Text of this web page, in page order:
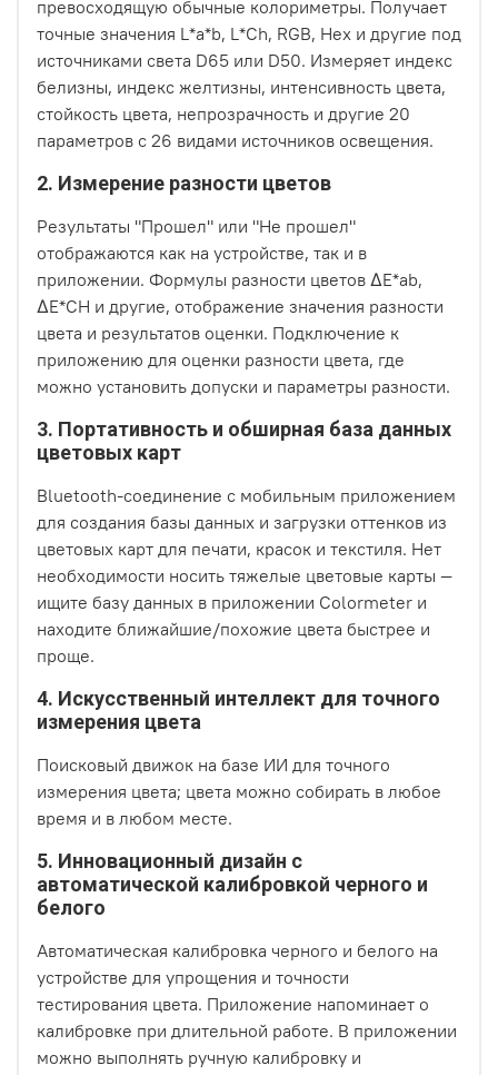
превосходящую обычные колориметры. Получает
точные значения L*a*b, L*Ch, RGB, Hex и другие под
источниками света D65 или D50. Измеряет индекс
белизны, индекс желтизны, интенсивность цвета,
стойкость цвета, непрозрачность и другие 20
параметров с 26 видами источников освещения.
2. Измерение разности цветов
Результаты "Прошел" или "Не прошел"
отображаются как на устройстве, так и в
приложении. Формулы разности цветов ΔE*ab,
ΔE*CH и другие, отображение значения разности
цвета и результатов оценки. Подключение к
приложению для оценки разности цвета, где
можно установить допуски и параметры разности.
3. Портативность и обширная база данных
цветовых карт
Bluetooth-соединение с мобильным приложением
для создания базы данных и загрузки оттенков из
цветовых карт для печати, красок и текстиля. Нет
необходимости носить тяжелые цветовые карты —
ищите базу данных в приложении Colormeter и
находите ближайшие/похожие цвета быстрее и
проще.
4. Искусственный интеллект для точного
измерения цвета
Поисковый движок на базе ИИ для точного
измерения цвета; цвета можно собирать в любое
время и в любом месте.
5. Инновационный дизайн с
автоматической калибровкой черного и
белого
Автоматическая калибровка черного и белого на
устройстве для упрощения и точности
тестирования цвета. Приложение напоминает о
калибровке при длительной работе. В приложении
можно выполнять ручную калибровку и